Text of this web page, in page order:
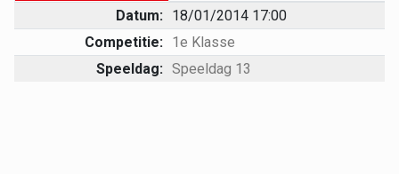
Datum: 18/01/2014 17:00
Competitie: 1e Klasse
Speeldag: Speeldag 13